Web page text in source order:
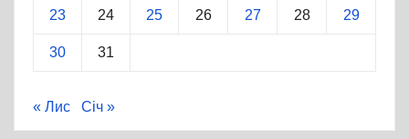
23 24 25 26 27 28 29
30 31
« Лис Січ »